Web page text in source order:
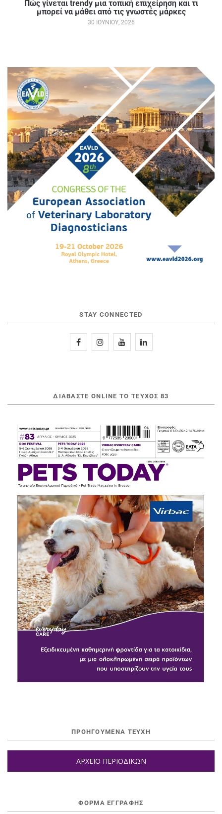
Πώς γίνεται trendy μια τοπική επιχείρηση και τι
μπορεί να μάθει από τις γνωστές μάρκες
30 ΙΟΥΝΊΟΥ, 2026
STAY CONNECTED
ΔΙΑΒΆΣΤΕ ONLINE ΤΟ ΤΕΎΧΟΣ 83
ΠΡΟΗΓΟΥΜΕΝΑ ΤΕΥΧΗ
ΑΡΧΕΙΟ ΠΕΡΙΟΔΙΚΩΝ
ΦΌΡΜΑ ΕΓΓΡΑΦΉΣ